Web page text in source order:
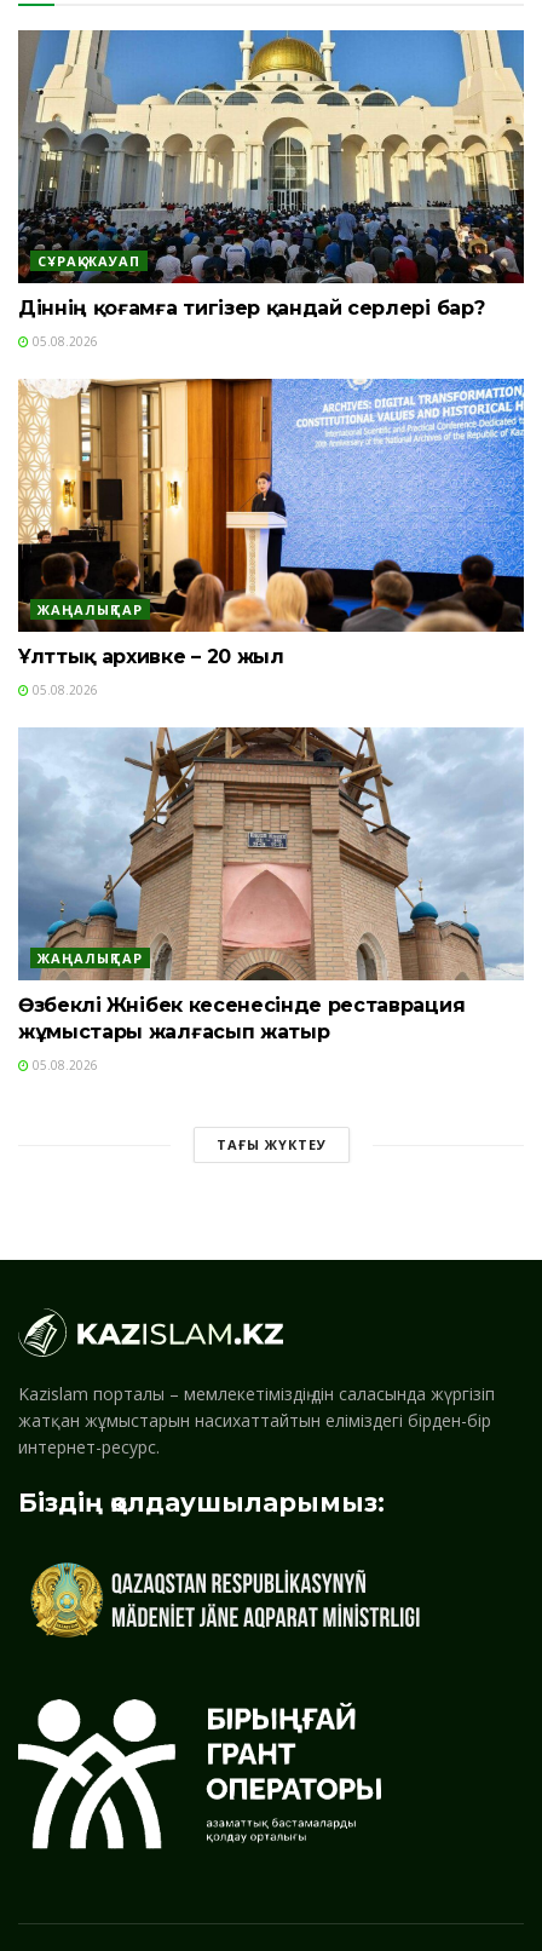
СҰРАҚ-ЖАУАП
Діннің қоғамға тигізер қандай әсерлері бар?
05.08.2026
ЖАҢАЛЫҚТАР
Ұлттық архивке – 20 жыл
05.08.2026
ЖАҢАЛЫҚТАР
Өзбекәлі Жәнібек кесенесінде реставрация
жұмыстары жалғасып жатыр
05.08.2026
ТАҒЫ ЖҮКТЕУ
Kazislam порталы – мемлекетіміздің дін саласында жүргізіп
жатқан жұмыстарын насихаттайтын еліміздегі бірден-бір
интернет-ресурс.
Біздің қолдаушыларымыз: